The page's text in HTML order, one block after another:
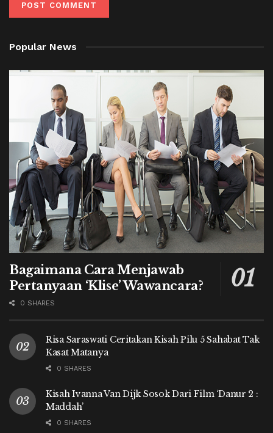
Popular News
Bagaimana Cara Menjawab
Pertanyaan ‘Klise’ Wawancara?
0 SHARES
Risa Saraswati Ceritakan Kisah Pilu 5 Sahabat Tak
Kasat Matanya
0 SHARES
Kisah Ivanna Van Dijk Sosok Dari Film ‘Danur 2 :
Maddah’
0 SHARES